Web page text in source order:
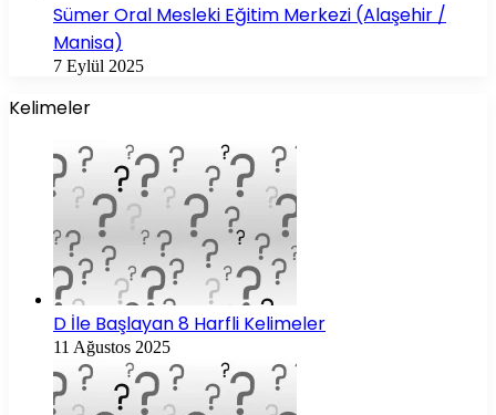
Sümer Oral Mesleki Eğitim Merkezi (Alaşehir /
Manisa)
7 Eylül 2025
Kelimeler
D İle Başlayan 8 Harfli Kelimeler
11 Ağustos 2025